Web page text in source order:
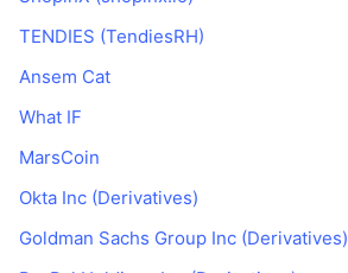
Lịch ICO
TENDIES (TendiesRH)
Ansem Cat
What IF
MarsCoin
Okta Inc (Derivatives)
Goldman Sachs Group Inc (Derivatives)